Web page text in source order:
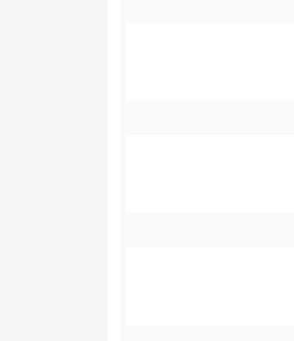
من الداخل، وبينه